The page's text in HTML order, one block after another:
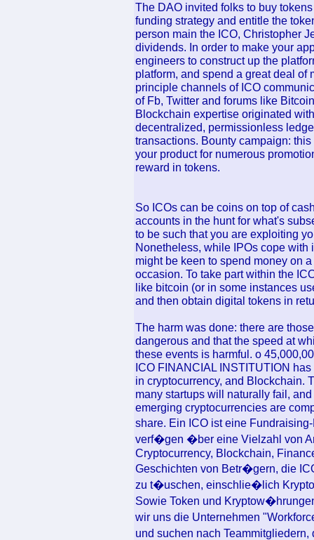
The DAO invited folks to buy
funding strategy and entitle the
person main the ICO, Christopher
dividends. In order to make your
engineers to construct up the
platform, and spend a great deal of
principle channels of ICO
of Fb, Twitter and forums like
Blockchain expertise originated
decentralized, permissionless
transactions. Bounty campaign:
your product for numerous
reward in tokens.
So ICOs can be coins on top of
accounts in the hunt for what's
to be such that you are exploiting
Nonetheless, while IPOs cope
might be keen to spend money on
occasion. To take part within the
like bitcoin (or in some instances
and then obtain digital tokens in
The harm was done: there are
dangerous and that the speed at
these events is harmful. o
ICO FINANCIAL INSTITUTION
in cryptocurrency, and Blockchain.
many startups will naturally fail,
emerging cryptocurrencies are
share. Ein ICO ist eine
verf�gen �ber eine Vielzahl von
Cryptocurrency, Blockchain,
Geschichten von Betr�gern, die
zu t�uschen, einschlie�lich
Sowie Token und
wir uns die Unternehmen
und suchen nach